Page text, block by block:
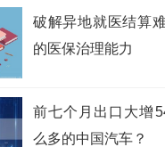
破解异地就医结算
的医保治理能力
前七个月出口大增
么多的中国汽车？